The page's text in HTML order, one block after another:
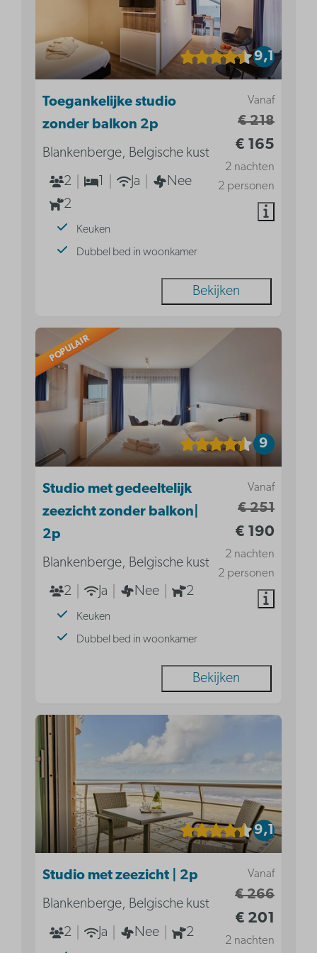
9,1
Vanaf
€ 218
€ 165
2 nachten
2 personen
Toegankelijke studio
zonder balkon 2p
Blankenberge, Belgische kust
2
Ja
Nee
2
Keuken
Dubbel bed in woonkamer
Bekijken
POPULAIR
9
Vanaf
€ 251
€ 190
2 nachten
2 personen
Studio met gedeeltelijk
zeezicht zonder balkon|
2p
Blankenberge, Belgische kust
2
Ja Nee 2
Keuken
Dubbel bed in woonkamer
Bekijken
9,1
Vanaf
€ 266
€ 201
2 nachten
Studio met zeezicht | 2p
Blankenberge, Belgische kust
2
Ja Nee 2